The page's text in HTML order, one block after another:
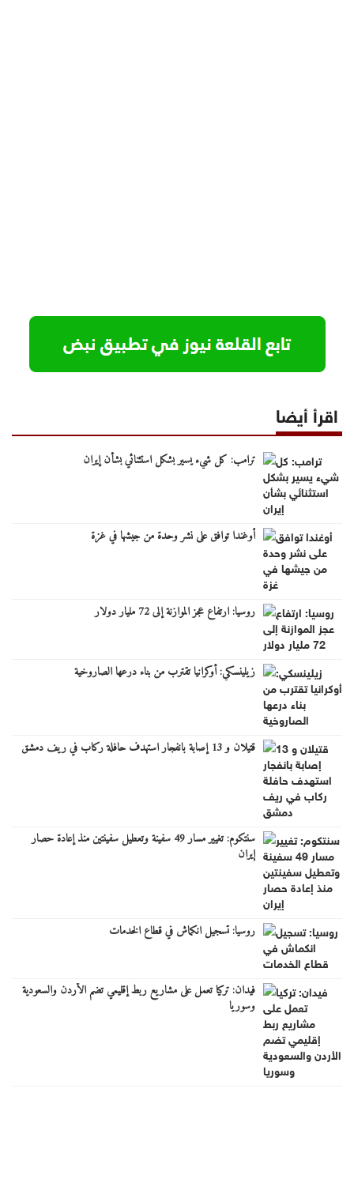
اقرأ أيضا
ترامب: كل شيء يسير بشكل استثنائي بشأن إيران
أوغندا توافق على نشر وحدة من جيشها في غزة
روسيا: ارتفاع عجز الموازنة إلى 72 مليار دولار
زيلينسكي: أوكرانيا تقترب من بناء درعها الصاروخية
قتيلان و 13 إصابة بانفجار استهدف حافلة ركاب في ريف دمشق
سنتكوم: تغيير مسار 49 سفينة وتعطيل سفينتين منذ إعادة حصار
إيران
روسيا: تسجيل انكماش في قطاع الخدمات
فيدان: تركيا تعمل على مشاريع ربط إقليمي تضم الأردن والسعودية
وسوريا